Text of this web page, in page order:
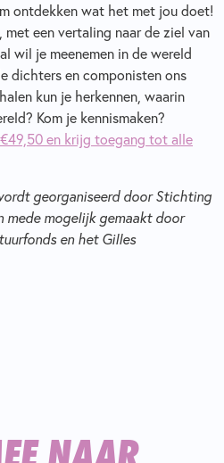
ontdekken wat het met jou doet!
een vertaling naar de ziel van
wil je meenemen in de wereld
dichters en componisten ons
kun je herkennen, waarin
Kom je kennismaken?
en krijg toegang tot alle
georganiseerd door Stichting
mede mogelijk gemaakt door
en het Gilles